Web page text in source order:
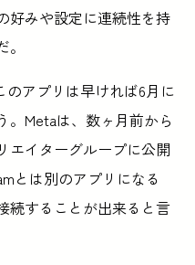
好みや設定に連続性を持
のアプリは早ければ6月に
。Metaは、数ヶ月前から
エイターグループに公開
とは別のアプリになる
続することが出来ると言